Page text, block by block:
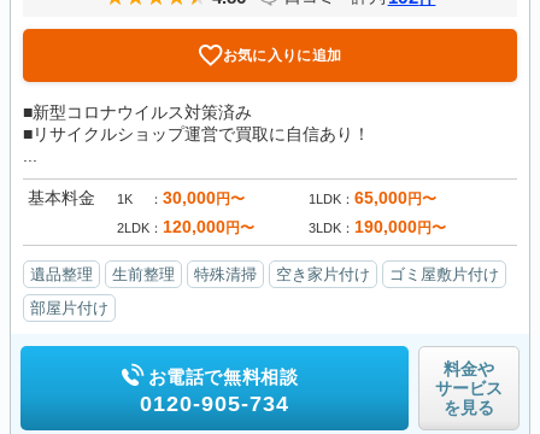
お気に入りに追加
■新型コロナウイルス対策済み
■リサイクルショップ運営で買取に自信あり！
基本料金 1K 30,000円〜 1LDK 65,000円〜
2LDK 120,000円〜 3LDK 190,000円〜
遺品整理 生前整理 特殊清掃 空き家片付け
ゴミ屋敷片付け
部屋片付け
お電話で無料相談
0120-905-734
料金や
サービス
を見る